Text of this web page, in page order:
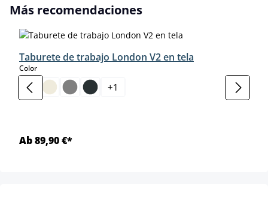
Omitir la galería de productos
Más recomendaciones
Taburete de trabajo London V2 en tela
Colorselect
+1
Ab 89,90 €*